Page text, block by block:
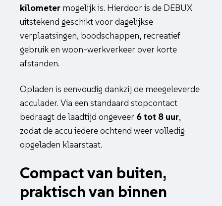
kilometer mogelijk is. Hierdoor is de DEBUX
uitstekend geschikt voor dagelijkse
verplaatsingen, boodschappen, recreatief
gebruik en woon-werkverkeer over korte
afstanden.
Opladen is eenvoudig dankzij de meegeleverde
acculader. Via een standaard stopcontact
bedraagt de laadtijd ongeveer 6 tot 8 uur,
zodat de accu iedere ochtend weer volledig
opgeladen klaarstaat.
Compact van buiten,
praktisch van binnen